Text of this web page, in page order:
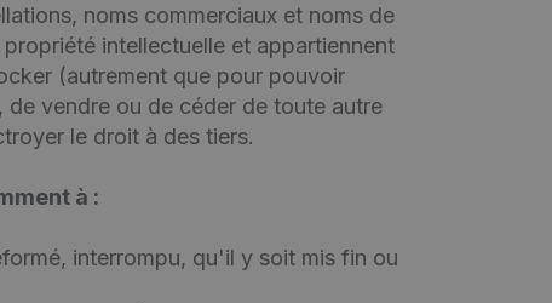
noms commerciaux et noms de
intellectuelle et appartiennent
(autrement que pour pouvoir
vendre ou de céder de toute autre
le droit à des tiers.
à :
interrompu, qu'il y soit mis fin ou